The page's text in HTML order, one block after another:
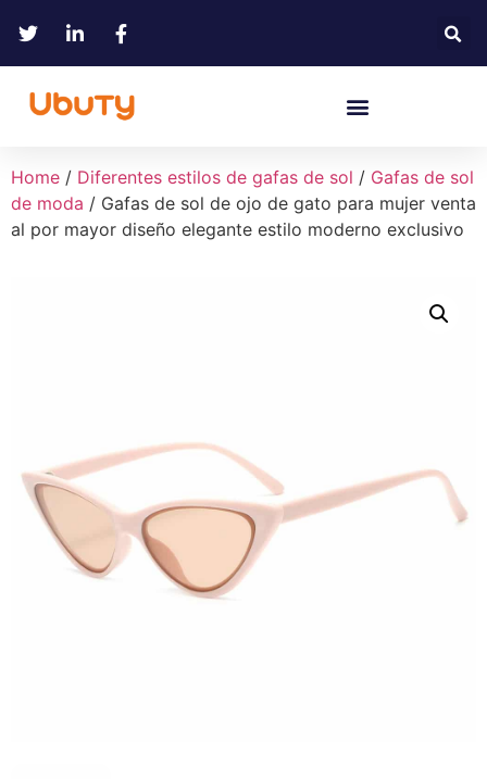
Home / Diferentes estilos de gafas de sol / Gafas de sol
de moda / Gafas de sol de ojo de gato para mujer venta
al por mayor diseño elegante estilo moderno exclusivo